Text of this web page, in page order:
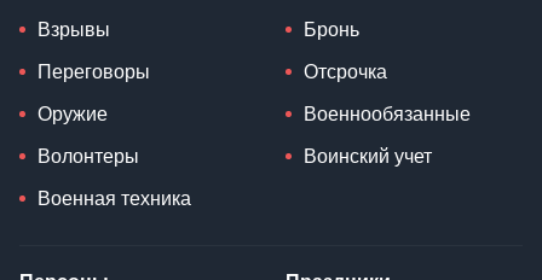
Взрывы
Переговоры
Оружие
Волонтеры
Военная техника
Бронь
Отсрочка
Военнообязанные
Воинский учет